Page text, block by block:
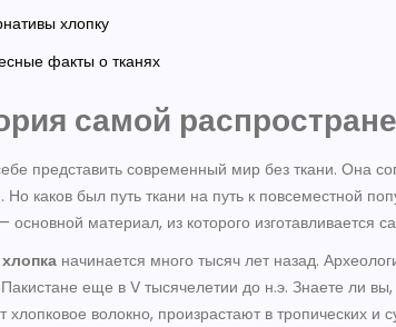
хлопку
факты о тканях
самой
представить современный мир без ткани. Она
Но каков был путь ткани на путь к повсеместной
основной материал, из которого изготавливается
хлопка начинается много тысяч лет назад.
еще в V тысячелетии до н.э. Знаете ли
хлопковое волокно, произрастают в тропических и